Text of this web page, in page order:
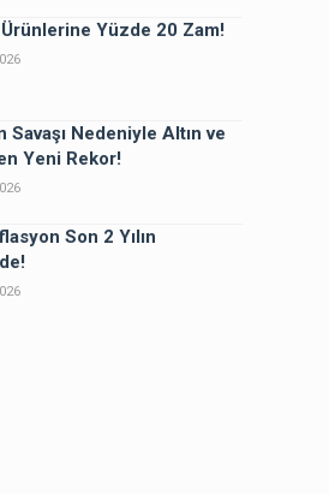
Yüzde 20 Zam!
Savaşı Nedeniyle Altın ve
Yeni Rekor!
Son 2 Yılın